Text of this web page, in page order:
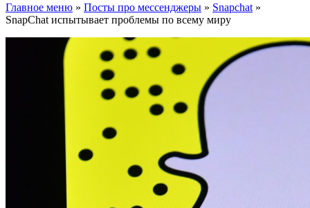
Главное меню » Посты про мессенджеры » Snapchat »
SnapСhat испытывает проблемы по всему миру